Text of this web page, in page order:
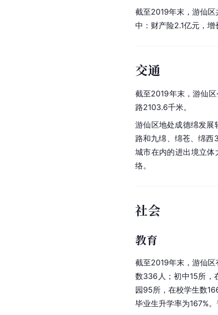
截至2019年末，游仙
中：财产险2.1亿元，
交通
截至2019年末，游仙
路2103.6千米。
游仙区地处成德绵发展
路和九绵、绵苍、绵
城市在内的进出境立体
络。
社会
教育
截至2019年末，游仙区
数336人；初中15所，
园95所，在校学生数
毕业生升学率为167%